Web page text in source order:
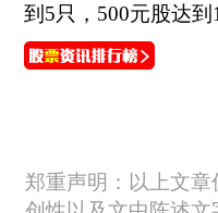
到5只，500元股达